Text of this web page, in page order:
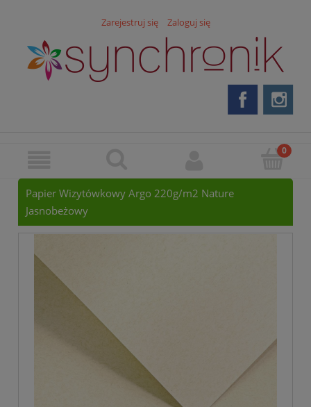
Zarejestruj się Zaloguj się
Papier Wizytówkowy Argo 220g/m2 Nature
Jasnobeżowy